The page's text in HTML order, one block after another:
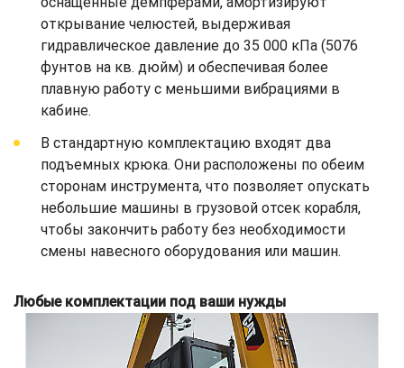
открывание челюстей, выдерживая
гидравлическое давление до 35 000 кПа (5076
фунтов на кв. дюйм) и обеспечивая более
плавную работу с меньшими вибрациями в
кабине.
В стандартную комплектацию входят два
подъемных крюка. Они расположены по обеим
сторонам инструмента, что позволяет опускать
небольшие машины в грузовой отсек корабля,
чтобы закончить работу без необходимости
смены навесного оборудования или машин.
Любые комплектации под ваши нужды